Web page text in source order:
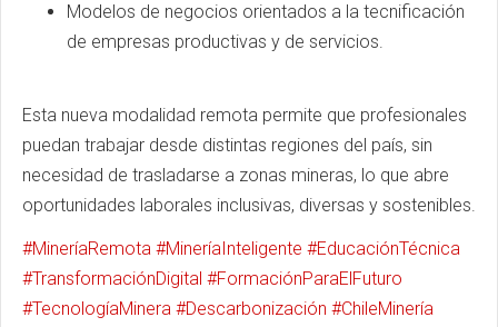
Modelos de negocios orientados a la tecnificación
de empresas productivas y de servicios.
Esta nueva modalidad remota permite que profesionales
puedan trabajar desde distintas regiones del país, sin
necesidad de trasladarse a zonas mineras, lo que abre
oportunidades laborales inclusivas, diversas y sostenibles.
#MineríaRemota hashtag
#MineríaInteligente hashtag
#EducaciónTécnica
#TransformaciónDigital hashtag
#FormaciónParaElFuturo
#TecnologíaMinera hashtag
#Descarbonización hashtag
#ChileMinería